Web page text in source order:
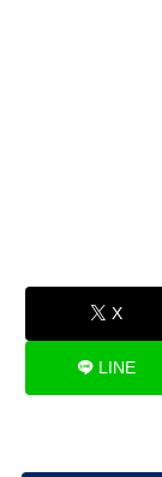
X
LINE